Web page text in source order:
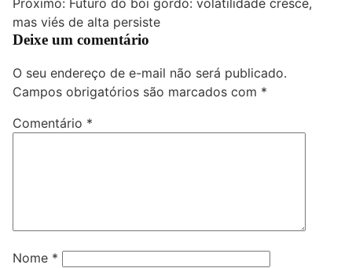
Próximo: Futuro do boi gordo: volatilidade cresce,
mas viés de alta persiste
Deixe um comentário
O seu endereço de e-mail não será publicado.
Campos obrigatórios são marcados com *
Comentário *
Nome *